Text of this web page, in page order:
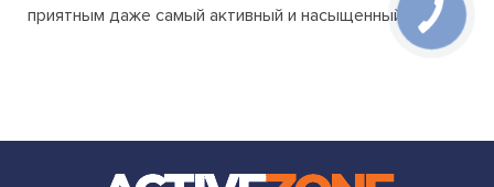
приятным даже самый активный и насыщенный день.